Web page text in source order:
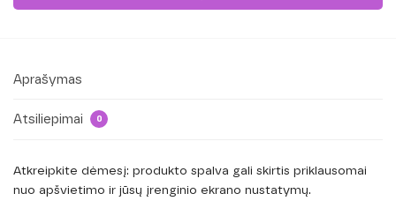
Aprašymas
Atsiliepimai 0
Atkreipkite dėmesį: produkto spalva gali skirtis priklausomai
nuo apšvietimo ir jūsų įrenginio ekrano nustatymų.